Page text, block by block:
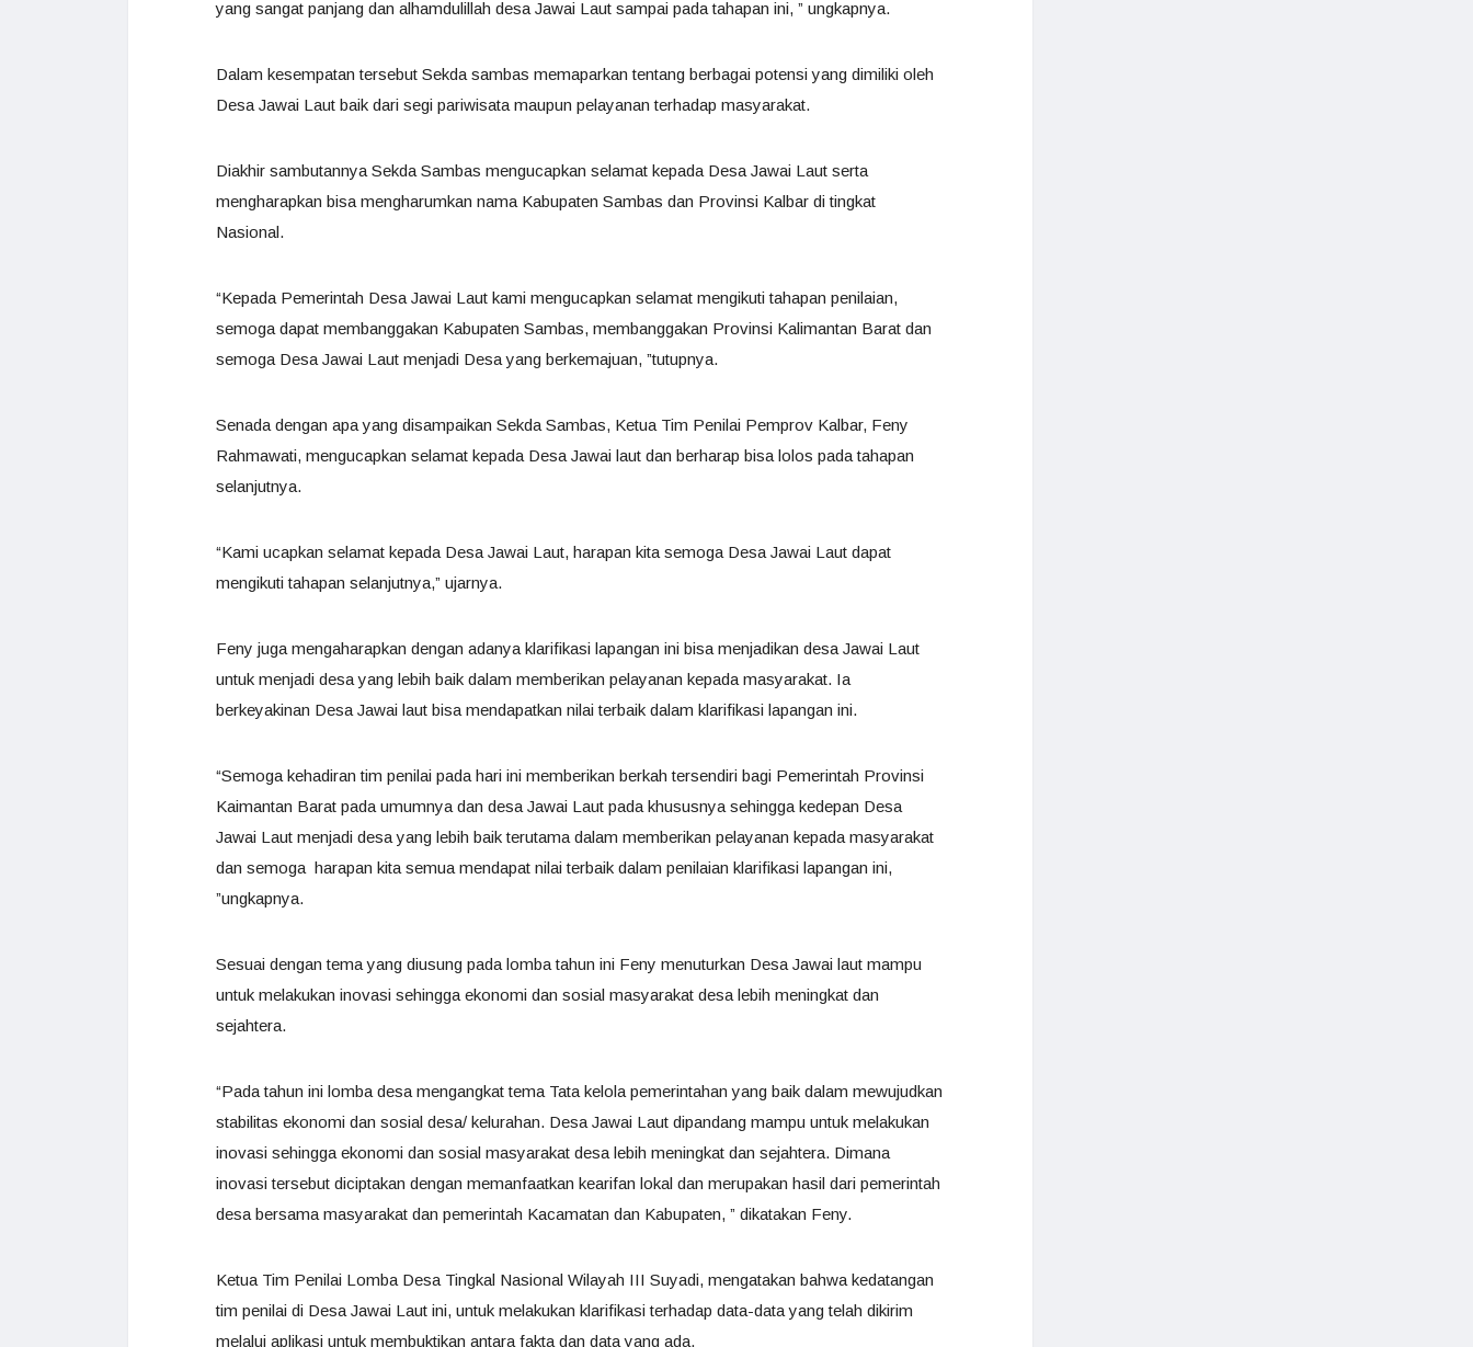
yang sangat panjang dan alhamdulillah desa Jawai Laut sampai pada tahapan ini, ” ungkapnya.
Dalam kesempatan tersebut Sekda sambas memaparkan tentang berbagai potensi yang dimiliki oleh
Desa Jawai Laut baik dari segi pariwisata maupun pelayanan terhadap masyarakat.
Diakhir sambutannya Sekda Sambas mengucapkan selamat kepada Desa Jawai Laut serta
mengharapkan bisa mengharumkan nama Kabupaten Sambas dan Provinsi Kalbar di tingkat
Nasional.
“Kepada Pemerintah Desa Jawai Laut kami mengucapkan selamat mengikuti tahapan penilaian,
semoga dapat membanggakan Kabupaten Sambas, membanggakan Provinsi Kalimantan Barat dan
semoga Desa Jawai Laut menjadi Desa yang berkemajuan, ”tutupnya.
Senada dengan apa yang disampaikan Sekda Sambas, Ketua Tim Penilai Pemprov Kalbar, Feny
Rahmawati, mengucapkan selamat kepada Desa Jawai laut dan berharap bisa lolos pada tahapan
selanjutnya.
“Kami ucapkan selamat kepada Desa Jawai Laut, harapan kita semoga Desa Jawai Laut dapat
mengikuti tahapan selanjutnya,” ujarnya.
Feny juga mengaharapkan dengan adanya klarifikasi lapangan ini bisa menjadikan desa Jawai Laut
untuk menjadi desa yang lebih baik dalam memberikan pelayanan kepada masyarakat. Ia
berkeyakinan Desa Jawai laut bisa mendapatkan nilai terbaik dalam klarifikasi lapangan ini.
“Semoga kehadiran tim penilai pada hari ini memberikan berkah tersendiri bagi Pemerintah Provinsi
Kaimantan Barat pada umumnya dan desa Jawai Laut pada khususnya sehingga kedepan Desa
Jawai Laut menjadi desa yang lebih baik terutama dalam memberikan pelayanan kepada masyarakat
dan semoga harapan kita semua mendapat nilai terbaik dalam penilaian klarifikasi lapangan ini,
”ungkapnya.
Sesuai dengan tema yang diusung pada lomba tahun ini Feny menuturkan Desa Jawai laut mampu
untuk melakukan inovasi sehingga ekonomi dan sosial masyarakat desa lebih meningkat dan
sejahtera.
“Pada tahun ini lomba desa mengangkat tema Tata kelola pemerintahan yang baik dalam mewujudkan
stabilitas ekonomi dan sosial desa/ kelurahan. Desa Jawai Laut dipandang mampu untuk melakukan
inovasi sehingga ekonomi dan sosial masyarakat desa lebih meningkat dan sejahtera. Dimana
inovasi tersebut diciptakan dengan memanfaatkan kearifan lokal dan merupakan hasil dari pemerintah
desa bersama masyarakat dan pemerintah Kacamatan dan Kabupaten, ” dikatakan Feny.
Ketua Tim Penilai Lomba Desa Tingkal Nasional Wilayah III Suyadi, mengatakan bahwa kedatangan
tim penilai di Desa Jawai Laut ini, untuk melakukan klarifikasi terhadap data-data yang telah dikirim
melalui aplikasi untuk membuktikan antara fakta dan data yang ada.